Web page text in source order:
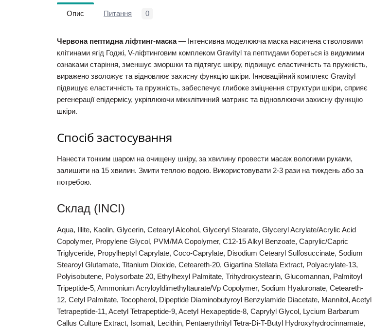
Опис Питання 0
Червона пептидна ліфтинг-маска— Інтенсивна моделююча маска насичена стволовими
клітинами ягід Годжі, V-ліфтинговим комплеком Gravityl та пептидами бореться із видимими
ознаками старіння, зменшує зморшки та підтягує шкіру, підвищує еластичність та пружність,
виражено зволожує та відновлює захисну функцію шкіри. Інноваційний комплекс Gravityl
підвищує еластичність та пружність, забеспечує глибоке зміцнення структури шкіри, сприяє
регенерації епідермісу, укріплюючи міжклітинний матрикс та відновлюючи захисну функцію
шкіри.
Спосіб застосування
Нанести тонким шаром на очищену шкіру, за хвилину провести масаж вологими руками,
залишити на 15 хвилин. Змити теплою водою. Використовувати 2-3 рази на тиждень або за
потребою.
Склад (INCI)
Aqua, Illite, Kaolin, Glycerin, Cetearyl Alcohol, Glyceryl Stearate, Glyceryl Acrylate/Acrylic Acid
Copolymer, Propylene Glycol, PVM/MA Copolymer, C12-15 Alkyl Benzoate, Caprylic/Capric
Triglyceride, Propylheptyl Caprylate, Coco-Caprylate, Disodium Cetearyl Sulfosuccinate, Sodium
Stearoyl Glutamate, Titanium Dioxide, Ceteareth-20, Gigartina Stellata Extract, Polyacrylate-13,
Polyisobutene, Polysorbate 20, Ethylhexyl Palmitate, Trihydroxystearin, Glucomannan, Palmitoyl
Tripeptide-5, Ammonium Acryloyldimethyltaurate/Vp Copolymer, Sodium Hyaluronate, Ceteareth-
12, Cetyl Palmitate, Tocopherol, Dipeptide Diaminobutyroyl Benzylamide Diacetate, Mannitol, Acetyl
Tetrapeptide-11, Acetyl Tetrapeptide-9, Acetyl Hexapeptide-8, Caprylyl Glycol, Lycium Barbarum
Callus Culture Extract, Isomalt, Lecithin, Pentaerythrityl Tetra-Di-T-Butyl Hydroxyhydrocinnamate,